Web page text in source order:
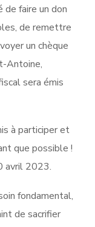
faire un don
de remettre
un chèque
Antoine,
sera émis
à participer et
que possible !
avril 2023.
fondamental,
de sacrifier